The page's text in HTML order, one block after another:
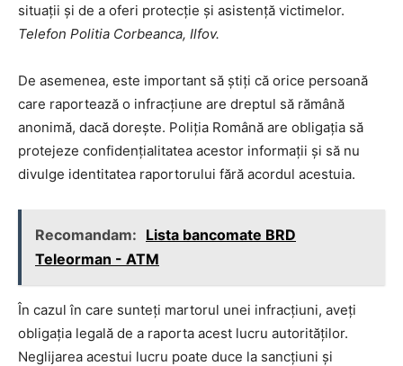
situații și de a oferi protecție și asistență victimelor.
Telefon Politia Corbeanca, Ilfov.
De asemenea, este important să știți că orice persoană
care raportează o infracțiune are dreptul să rămână
anonimă, dacă dorește. Poliția Română are obligația să
protejeze confidențialitatea acestor informații și să nu
divulge identitatea raportorului fără acordul acestuia.
Recomandam: Lista bancomate BRD
Teleorman - ATM
În cazul în care sunteți martorul unei infracțiuni, aveți
obligația legală de a raporta acest lucru autorităților.
Neglijarea acestui lucru poate duce la sancțiuni și